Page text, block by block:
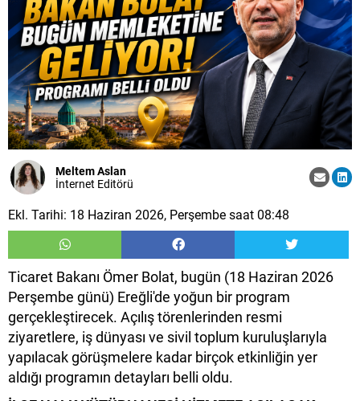
Meltem Aslan
İnternet Editörü
Ekl. Tarihi: 18 Haziran 2026, Perşembe saat 08:48
Ticaret Bakanı Ömer Bolat, bugün (18 Haziran 2026
Perşembe günü) Ereğli'de yoğun bir program
gerçekleştirecek. Açılış törenlerinden resmi
ziyaretlere, iş dünyası ve sivil toplum kuruluşlarıyla
yapılacak görüşmelere kadar birçok etkinliğin yer
aldığı programın detayları belli oldu.